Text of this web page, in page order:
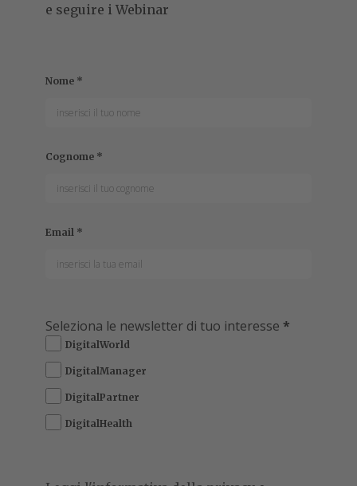
e seguire i Webinar
Nome *
Cognome *
Email *
Seleziona le newsletter di tuo interesse *
DigitalWorld
DigitalManager
DigitalPartner
DigitalHealth